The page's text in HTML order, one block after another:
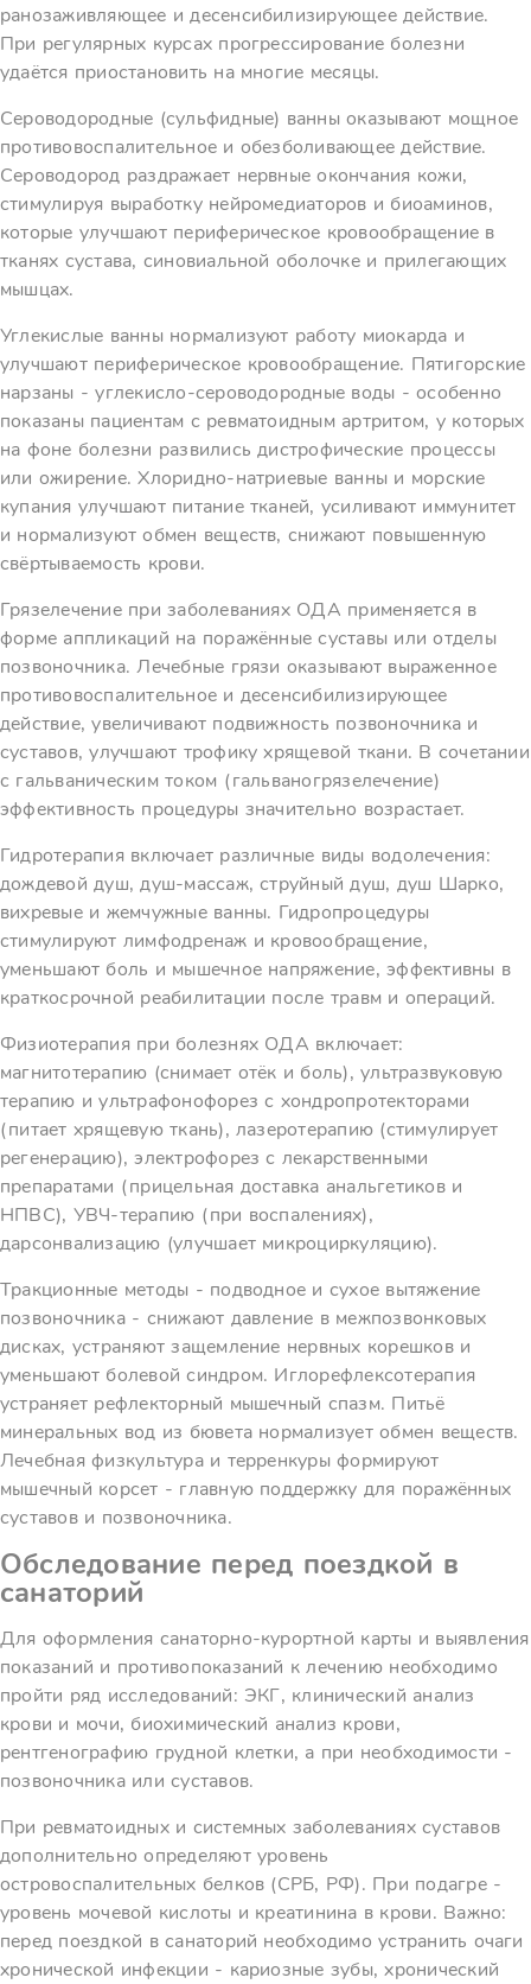
ранозаживляющее и десенсибилизирующее действие.
При регулярных курсах прогрессирование болезни
удаётся приостановить на многие месяцы.
Сероводородные (сульфидные) ванны оказывают мощное
противовоспалительное и обезболивающее действие.
Сероводород раздражает нервные окончания кожи,
стимулируя выработку нейромедиаторов и биоаминов,
которые улучшают периферическое кровообращение в
тканях сустава, синовиальной оболочке и прилегающих
мышцах.
Углекислые ванны нормализуют работу миокарда и
улучшают периферическое кровообращение. Пятигорские
нарзаны - углекисло-сероводородные воды - особенно
показаны пациентам с ревматоидным артритом, у которых
на фоне болезни развились дистрофические процессы
или ожирение. Хлоридно-натриевые ванны и морские
купания улучшают питание тканей, усиливают иммунитет
и нормализуют обмен веществ, снижают повышенную
свёртываемость крови.
Грязелечение при заболеваниях ОДА применяется в
форме аппликаций на поражённые суставы или отделы
позвоночника. Лечебные грязи оказывают выраженное
противовоспалительное и десенсибилизирующее
действие, увеличивают подвижность позвоночника и
суставов, улучшают трофику хрящевой ткани. В сочетании
с гальваническим током (гальваногрязелечение)
эффективность процедуры значительно возрастает.
Гидротерапия включает различные виды водолечения:
дождевой душ, душ-массаж, струйный душ, душ Шарко,
вихревые и жемчужные ванны. Гидропроцедуры
стимулируют лимфодренаж и кровообращение,
уменьшают боль и мышечное напряжение, эффективны в
краткосрочной реабилитации после травм и операций.
Физиотерапия при болезнях ОДА включает:
магнитотерапию (снимает отёк и боль), ультразвуковую
терапию и ультрафонофорез с хондропротекторами
(питает хрящевую ткань), лазеротерапию (стимулирует
регенерацию), электрофорез с лекарственными
препаратами (прицельная доставка анальгетиков и
НПВС), УВЧ-терапию (при воспалениях),
дарсонвализацию (улучшает микроциркуляцию).
Тракционные методы - подводное и сухое вытяжение
позвоночника - снижают давление в межпозвонковых
дисках, устраняют защемление нервных корешков и
уменьшают болевой синдром. Иглорефлексотерапия
устраняет рефлекторный мышечный спазм. Питьё
минеральных вод из бювета нормализует обмен веществ.
Лечебная физкультура и терренкуры формируют
мышечный корсет - главную поддержку для поражённых
суставов и позвоночника.
Обследование перед поездкой в
санаторий
Для оформления санаторно-курортной карты и выявления
показаний и противопоказаний к лечению необходимо
пройти ряд исследований: ЭКГ, клинический анализ
крови и мочи, биохимический анализ крови,
рентгенографию грудной клетки, а при необходимости -
позвоночника или суставов.
При ревматоидных и системных заболеваниях суставов
дополнительно определяют уровень
островоспалительных белков (СРБ, РФ). При подагре -
уровень мочевой кислоты и креатинина в крови. Важно:
перед поездкой в санаторий необходимо устранить очаги
хронической инфекции - кариозные зубы, хронический